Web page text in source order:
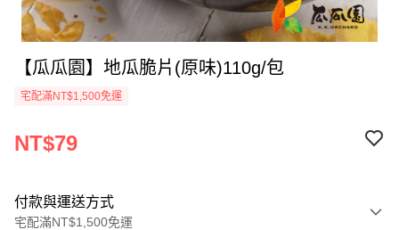
【瓜瓜園】地瓜脆片(原味)110g/包
宅配滿NT$1,500免運
NT$79
付款與運送方式
宅配滿NT$1,500免運